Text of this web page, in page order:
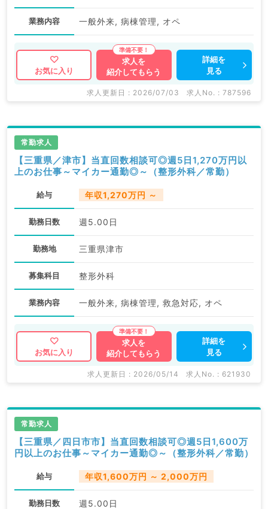
業務内容 一般外来, 病棟管理, オペ
お気に入り
求人を
紹介してもらう
詳細を
見る
求人更新日 : 2026/07/03 求人No. : 787596
常勤求人
【三重県／津市】当直回数相談可◎週5日1,270万円以
上のお仕事～マイカー通勤◎～（整形外科／常勤）
給与 年収1,270万円 ～
勤務日数 週5.00日
勤務地 三重県津市
募集科目 整形外科
業務内容 一般外来, 病棟管理, 救急対応, オペ
お気に入り
求人を
紹介してもらう
詳細を
見る
求人更新日 : 2026/05/14 求人No. : 621930
常勤求人
【三重県／四日市市】当直回数相談可◎週5日1,600万
円以上のお仕事～マイカー通勤◎～（整形外科／常勤）
給与 年収1,600万円 ～ 2,000万円
勤務日数 週5.00日